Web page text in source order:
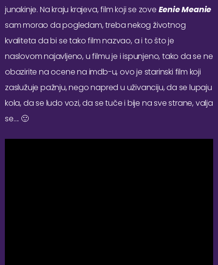
junakinje. Na kraju krajeva, film koji se zove Eenie Meanie
sam morao da pogledam, treba nekog životnog
kvaliteta da bi se tako film nazvao, a i to što je
naslovom najavljeno, u filmu je i ispunjeno, tako da se ne
obazirite na ocene na imdb-u, ovo je starinski film koji
zaslužuje pažnju, nego napred u uživanciju, da se lupaju
kola, da se ludo vozi, da se tuče i bije na sve strane, valja
se…. 🙂